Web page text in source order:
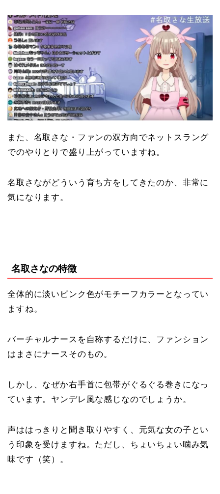
また、名取さな・ファンの双方向でネットスラング
でのやりとりで盛り上がっていますね。
名取さながどういう育ち方をしてきたのか、非常に
気になります。
名取さなの特徴
全体的に淡いピンク色がモチーフカラーとなってい
ますね。
バーチャルナースを自称するだけに、ファンション
はまさにナースそのもの。
しかし、なぜか右手首に包帯がぐるぐる巻きになっ
ています。ヤンデレ風な感じなのでしょうか。
声ははっきりと聞き取りやすく、元気な女の子とい
う印象を受けますね。ただし、ちょいちょい噛み気
味です（笑）。